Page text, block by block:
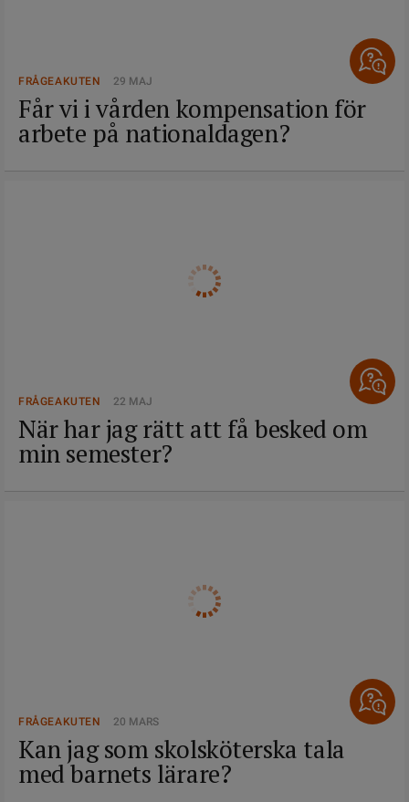
FRÅGEAKUTEN 29 MAJ
Får vi i vården kompensation för
arbete på nationaldagen?
FRÅGEAKUTEN 22 MAJ
När har jag rätt att få besked om
min semester?
FRÅGEAKUTEN 20 MARS
Kan jag som skolsköterska tala
med barnets lärare?